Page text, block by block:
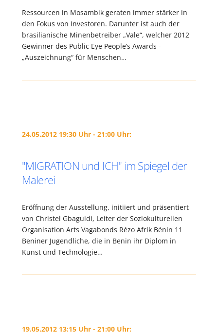
Ressourcen in Mosambik geraten immer stärker in
den Fokus von Investoren. Darunter ist auch der
brasilianische Minenbetreiber „Vale“, welcher 2012
Gewinner des Public Eye People’s Awards -
„Auszeichnung“ für Menschen…
24.05.2012 19:30 Uhr - 21:00 Uhr:
"MIGRATION und ICH" im Spiegel der
Malerei
Eröffnung der Ausstellung, initiiert und präsentiert
von Christel Gbaguidi, Leiter der Soziokulturellen
Organisation Arts Vagabonds Rézo Afrik Bénin 11
Beniner Jugendliche, die in Benin ihr Diplom in
Kunst und Technologie…
19.05.2012 13:15 Uhr - 21:00 Uhr: